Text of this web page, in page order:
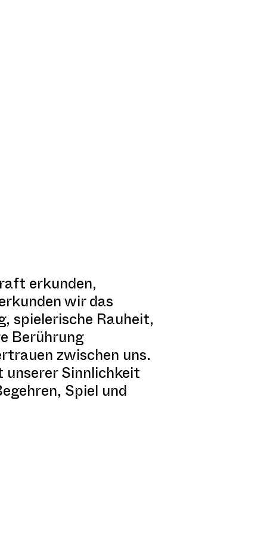
erkunden,
wir das
spielerische Rauheit,
Berührung
zwischen uns.
unserer Sinnlichkeit
Spiel und